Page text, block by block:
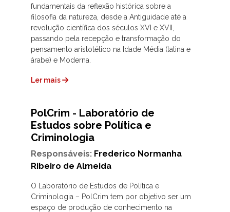
fundamentais da reflexão histórica sobre a
filosofia da natureza, desde a Antiguidade até a
revolução científica dos séculos XVI e XVII,
passando pela recepção e transformação do
pensamento aristotélico na Idade Média (latina e
árabe) e Moderna.
Ler mais
PolCrim - Laboratório de
Estudos sobre Política e
Criminologia
Responsáveis: Frederico Normanha
Ribeiro de Almeida
O Laboratório de Estudos de Política e
Criminologia – PolCrim tem por objetivo ser um
espaço de produção de conhecimento na